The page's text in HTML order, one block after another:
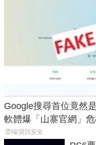
Google搜尋首位竟然
軟體爆「山寨官網」
雲端/資訊安全